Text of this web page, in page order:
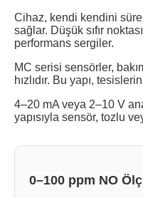
Cihaz, kendi kendini
sağlar. Düşük sıfır
performans sergiler.
MC serisi sensörler,
hızlıdır. Bu yapı,
4–20 mA veya 2–10 V
yapısıyla sensör, tozlu
0–100 ppm NO